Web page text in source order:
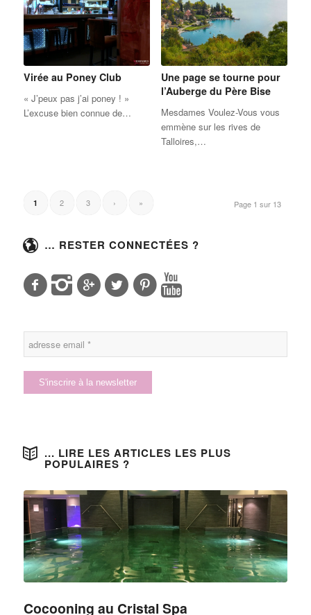
Virée au Poney Club
« J’peux pas j’ai poney ! »
L’excuse bien connue de…
Une page se tourne pour
l’Auberge du Père Bise
Mesdames Voulez-Vous vous
emmène sur les rives de
Talloires,…
Page 1 sur 13
1 2 3 › »
… RESTER CONNECTÉES ?
... LIRE LES ARTICLES LES PLUS
POPULAIRES ?
Cocooning au Cristal Spa